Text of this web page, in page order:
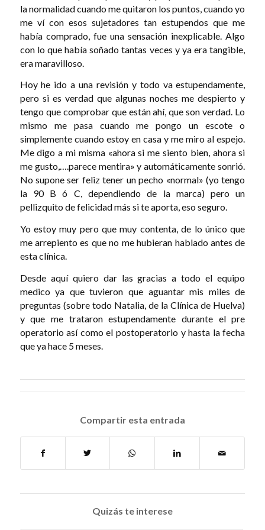
la normalidad cuando me quitaron los puntos, cuando yo
me ví con esos sujetadores tan estupendos que me
había comprado, fue una sensación inexplicable. Algo
con lo que había soñado tantas veces y ya era tangible,
era maravilloso.
Hoy he ido a una revisión y todo va estupendamente,
pero si es verdad que algunas noches me despierto y
tengo que comprobar que están ahí, que son verdad. Lo
mismo me pasa cuando me pongo un escote o
simplemente cuando estoy en casa y me miro al espejo.
Me digo a mi misma «ahora si me siento bien, ahora si
me gusto,….parece mentira» y automáticamente sonrió.
No supone ser feliz tener un pecho «normal» (yo tengo
la 90 B ó C, dependiendo de la marca) pero un
pellizquito de felicidad más si te aporta, eso seguro.
Yo estoy muy pero que muy contenta, de lo único que
me arrepiento es que no me hubieran hablado antes de
esta clínica.
Desde aquí quiero dar las gracias a todo el equipo
medico ya que tuvieron que aguantar mis miles de
preguntas (sobre todo Natalia, de la Clínica de Huelva)
y que me trataron estupendamente durante el pre
operatorio así como el postoperatorio y hasta la fecha
que ya hace 5 meses.
Compartir esta entrada
Quizás te interese